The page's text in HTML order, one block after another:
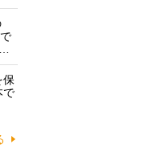
保
で